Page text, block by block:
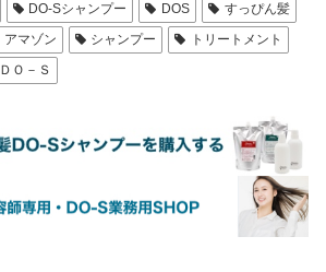
DO-Sシャンプー DOS
すっぴん髪
アマゾン シャンプー
トリートメント
ＤＯ－Ｓ